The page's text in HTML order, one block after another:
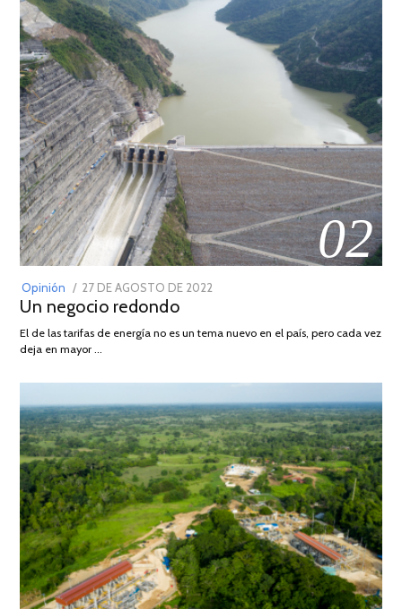
02
Opinión
POSTED
ON
27 DE AGOSTO DE 2022
DE
Un negocio redondo
El de las tarifas de energía no es un tema nuevo en el país, pero cada vez
deja en mayor …